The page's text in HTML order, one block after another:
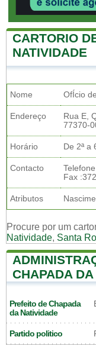
CARTORIO
NATIVIDADE
Nome OfÍcio
Endereço
Rua E,
77370-
Horário De 2ª a
Contacto
Fax
Atributos
Procure por um
Natividade, Santa
CHAPADA
Prefeito de Chapada
da Natividade
Partido politico